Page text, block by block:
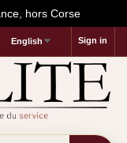
hors Corse
Sign in
English